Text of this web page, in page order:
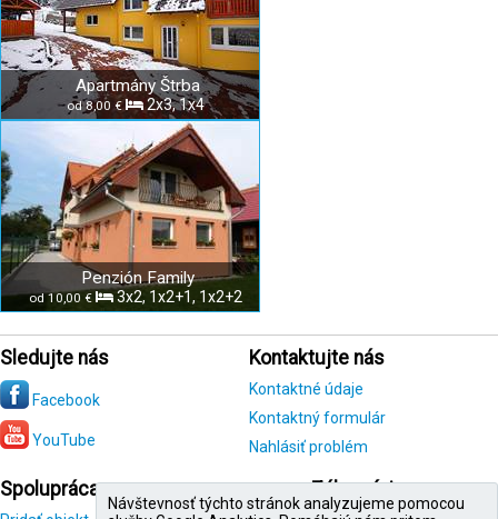
Apartmány Štrba
od 8,00 € 2x3, 1x4
Penzión Family
od 10,00 € 3x2, 1x2+1, 1x2+2
Sledujte nás
Facebook
YouTube
Kontaktujte nás
Kontaktné údaje
Kontaktný formulár
Nahlásiť problém
Spolupráca Zákazníci
Návštevnosť týchto stránok analyzujeme pomocou